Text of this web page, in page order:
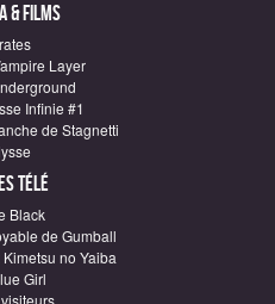
& Films
Layer
Infinie #1
de Stagnetti
télé
Black
de Gumball
no Yaiba
Girl